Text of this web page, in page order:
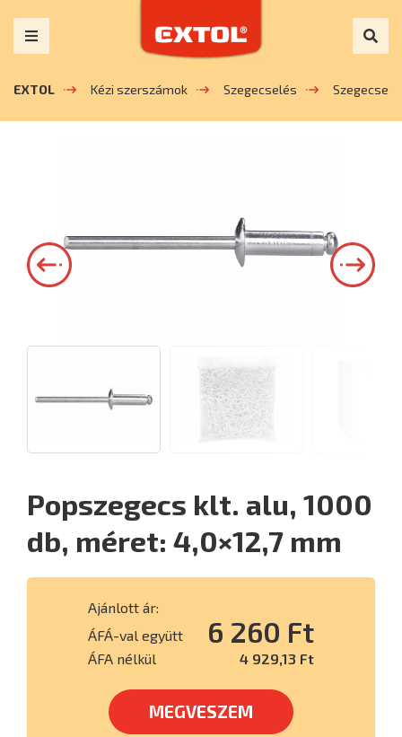
EXTOL Kézi szerszámok Szegecselés Szegecsek
Popszegecs klt. alu, 1000
db, méret: 4,0×12,7 mm
Ajánlott ár:
ÁFÁ-val együtt
6 260 Ft
ÁFA nélkül 4 929,13 Ft
MEGVESZEM